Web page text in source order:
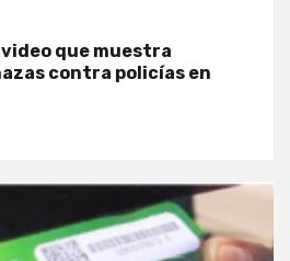
que muestra
contra policías en